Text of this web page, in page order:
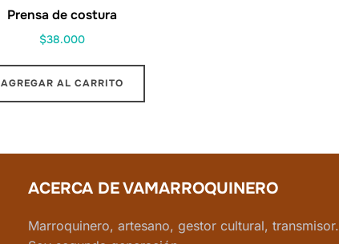
Prensa de costura
$38.000
AGREGAR AL CARRITO
ACERCA DE VAMARROQUINERO
Marroquinero, artesano, gestor cultural, transmisor.